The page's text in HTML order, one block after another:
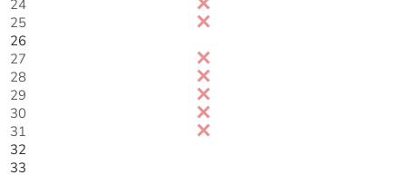
24
25
26
27
28
29
30
31
32
33